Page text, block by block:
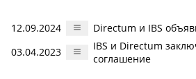
12.09.2024
Directum и IBS
03.04.2023
IBS и Directum
соглашение